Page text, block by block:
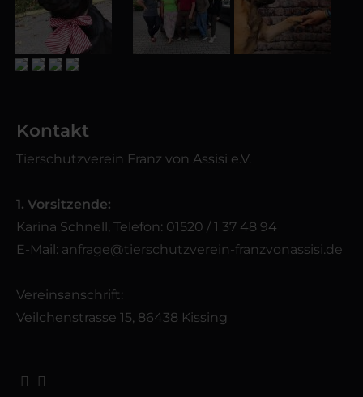
Kontakt
Tierschutzverein Franz von Assisi e.V.
1. Vorsitzende:
Karina Schnell, Telefon: 01520 / 1 37 48 94
E-Mail: anfrage@tierschutzverein-franzvonassisi.de
Vereinsanschrift:
Veilchenstrasse 15, 86438 Kissing